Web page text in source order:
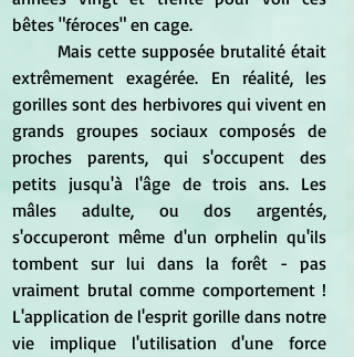
bêtes "féroces" en cage.
extrêmement exagérée. En réalité, les
gorilles sont des herbivores qui vivent en
grands groupes sociaux composés de
proches parents, qui s'occupent des
petits jusqu'à l'âge de trois ans. Les
mâles adulte, ou dos argentés,
s'occuperont même d'un orphelin qu'ils
tombent sur lui dans la forêt - pas
vraiment brutal comme comportement !
L'application de l'esprit gorille dans notre
vie implique l'utilisation d'une force